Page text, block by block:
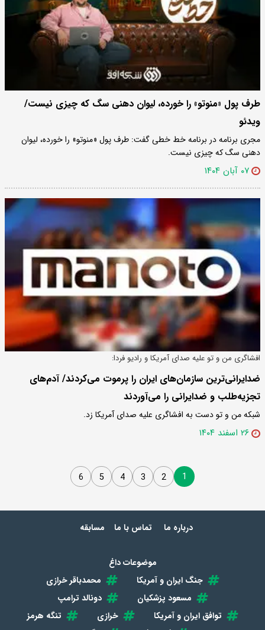
طرف پول «منوتو» را خورده، لیوان دهنی سگ که چیزی نیست/
ویدئو
مجری برنامه در برنامه خط خطی گفت: طرف پول «منوتو» را خورده، لیوان
دهنی سگ که چیزی نیست.
۰۷ آبان ۱۴۰۴
افشاگری من و تو علیه صدای آمریکا و رادیو فردا:
ضدایرانی‌ترین سازمان‌های ایران را پرموت می‌کردند/ آدم‌های
تجزیه‌طلب و ضدایرانی را می‌آوردند
شبکه من و تو دست به افشاگری علیه صدای آمریکا زد.
۲۶ اسفند ۱۴۰۴
1
2
3
4
5
6
درباره ما تماس با ما مسابقه
موضوعات داغ
جنگ ایران و آمریکا
محمدباقر خرازی
مسعود پزشکیان
دونالد ترامپ
توافق ایران و آمریکا
خرازی
تنگه هرمز